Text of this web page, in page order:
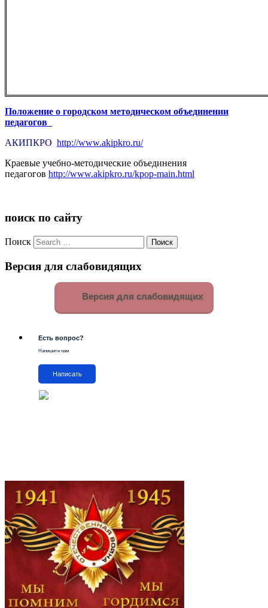
Положение о городском методическом объединении
педагогов
АКИПКРО http://www.akipkro.ru/
Краевые учебно-методические объединения
педагогов http://www.akipkro.ru/kpop-main.html
поиск по сайту
Поиск
Версия для слабовидящих
Версия для слабовидящих
Есть вопрос?
Напишите нам
Написать